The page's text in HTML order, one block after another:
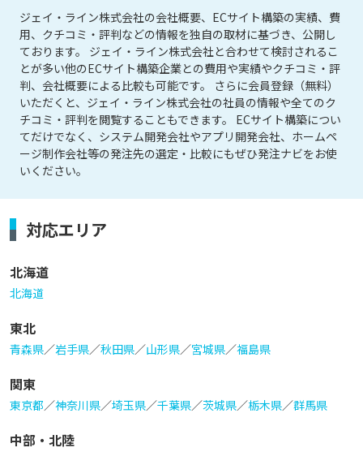
ジェイ・ライン株式会社の会社概要、ECサイト構築の実績、費
用、クチコミ・評判などの情報を独自の取材に基づき、公開し
ております。 ジェイ・ライン株式会社と合わせて検討されるこ
とが多い他のECサイト構築企業との費用や実績やクチコミ・評
判、会社概要による比較も可能です。 さらに会員登録（無料）
いただくと、ジェイ・ライン株式会社の社員の情報や全てのク
チコミ・評判を閲覧することもできます。 ECサイト構築につい
てだけでなく、システム開発会社やアプリ開発会社、ホームペ
ージ制作会社等の発注先の選定・比較にもぜひ発注ナビをお使
いください。
対応エリア
北海道
北海道
東北
青森県／岩手県／秋田県／山形県／宮城県／福島県
関東
東京都／神奈川県／埼玉県／千葉県／茨城県／栃木県／群馬県
中部・北陸